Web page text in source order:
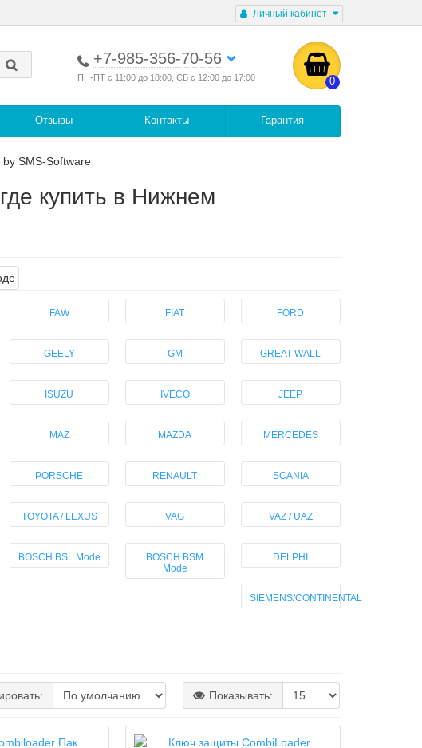
Личный кабинет
+7-985-356-70-56
ПН-ПТ с 11:00 до 18:00, СБ с 12:00 до 17:00 0
Отзывы Контакты Гарантия
SMS-Software
купить в Нижнем
FAW FIAT FORD
GEELY GM GREAT WALL
ISUZU IVECO JEEP
MAZ MAZDA MERCEDES
PORSCHE RENAULT SCANIA
TOYOTA / LEXUS VAG VAZ / UAZ
BOSCH BSL Mode
BOSCH BSM
Mode
DELPHI
SIEMENS/CONTINENTAL
Показывать: